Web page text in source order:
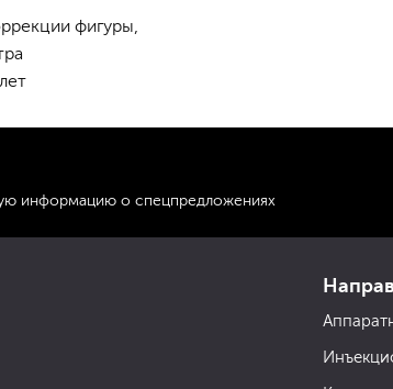
фигуры,
информацию о спецпредложениях